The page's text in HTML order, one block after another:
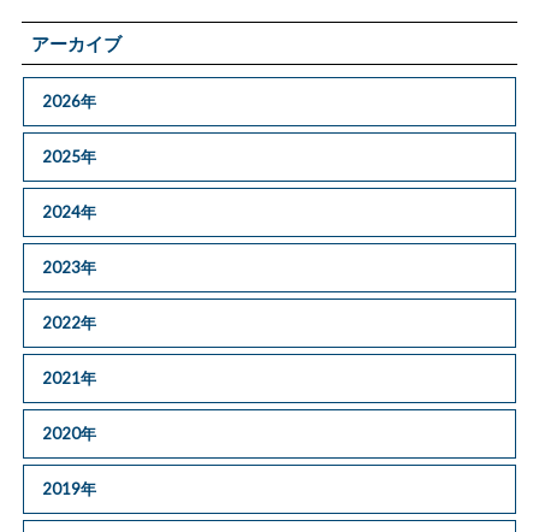
アーカイブ
2026年
2025年
2024年
2023年
2022年
2021年
2020年
2019年